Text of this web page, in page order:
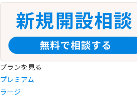
プランを見る
プレミアム
ラージ